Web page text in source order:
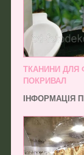
ТКАНИНИ ДЛЯ
ПОКРИВАЛ
ІНФОРМАЦІЯ